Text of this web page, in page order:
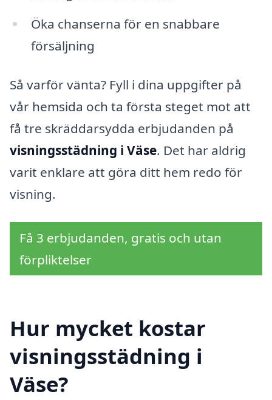
Öka chanserna för en snabbare
försäljning
Så varför vänta? Fyll i dina uppgifter på
vår hemsida och ta första steget mot att
få tre skräddarsydda erbjudanden på
visningsstädning i Väse. Det har aldrig
varit enklare att göra ditt hem redo för
visning.
Få 3 erbjudanden, gratis och utan
förpliktelser
Hur mycket kostar
visningsstädning i
Väse?